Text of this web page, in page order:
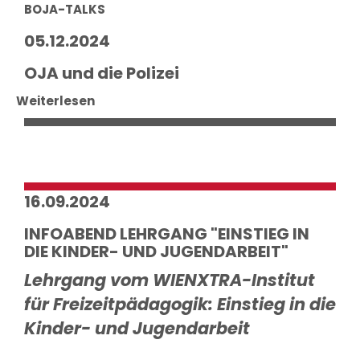
BOJA-TALKS
05.12.2024
OJA und die Polizei
Weiterlesen
16.09.2024
INFOABEND LEHRGANG "EINSTIEG IN
DIE KINDER- UND JUGENDARBEIT"
Lehrgang vom WIENXTRA-Institut
für Freizeitpädagogik: Einstieg in die
Kinder- und Jugendarbeit